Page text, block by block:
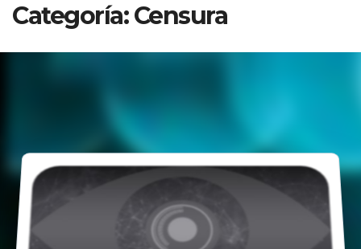
Categoría:Censura